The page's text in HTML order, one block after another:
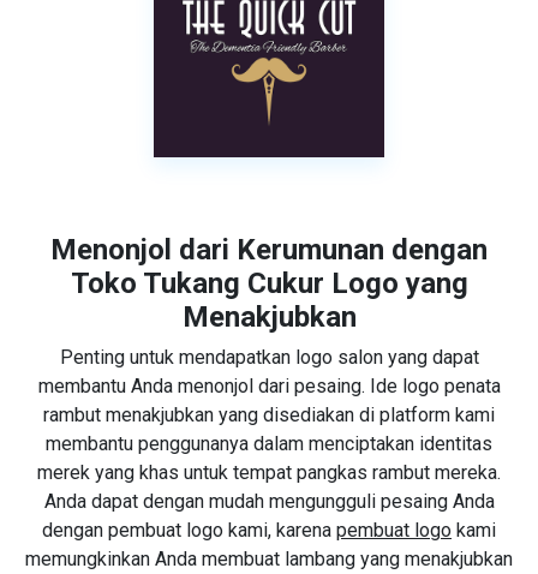
Menonjol dari Kerumunan dengan
Toko Tukang Cukur Logo yang
Menakjubkan
Penting untuk mendapatkan logo salon yang dapat
membantu Anda menonjol dari pesaing. Ide logo penata
rambut menakjubkan yang disediakan di platform kami
membantu penggunanya dalam menciptakan identitas
merek yang khas untuk tempat pangkas rambut mereka.
Anda dapat dengan mudah mengungguli pesaing Anda
dengan pembuat logo kami, karena pembuat logo kami
memungkinkan Anda membuat lambang yang menakjubkan